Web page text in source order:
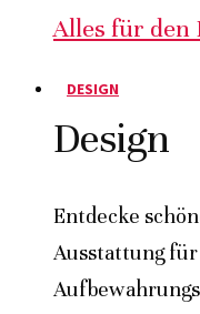
Alles für
DESIGN
Design
Entdecke
Ausstattung für